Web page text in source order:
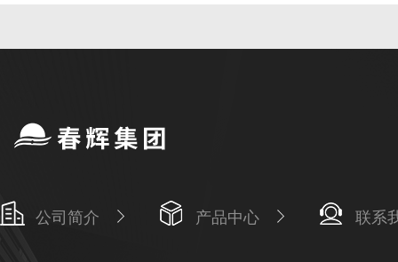
公司简介 产品中心 联系